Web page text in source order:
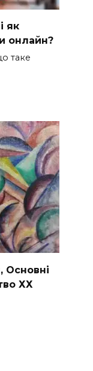
як
онлайн?
таке
Основні
ХХ